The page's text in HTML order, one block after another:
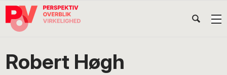
Gå
direkte
navigation
Skip
indhold
Gå
direkte
POV
International
Robert Høgh